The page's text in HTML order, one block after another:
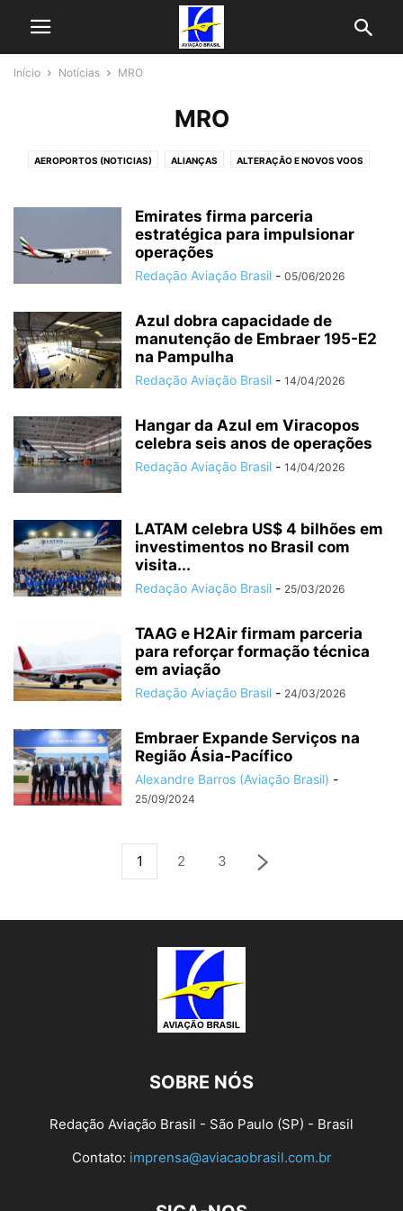
Início Notícias MRO
MRO
AEROPORTOS (NOTICIAS) ALIANÇAS ALTERAÇÃO E NOVOS VOOS
ENCOMENDAS E FROTAS
HISTÓRIA LATAM NOTICIAS MATÉRIAS MRO
PROGRAMAS DE FIDELIZAÇÃO PROMOÇÕES DE PASSAGENS
TECNOLOGIAS TENDÊNCIAS DE MERCADO
Emirates firma parceria
estratégica para impulsionar
operações
Redação Aviação Brasil - 05/06/2026
Azul dobra capacidade de
manutenção de Embraer 195-E2
na Pampulha
Redação Aviação Brasil - 14/04/2026
Hangar da Azul em Viracopos
celebra seis anos de operações
Redação Aviação Brasil - 14/04/2026
LATAM celebra US$ 4 bilhões em
investimentos no Brasil com
visita...
Redação Aviação Brasil - 25/03/2026
TAAG e H2Air firmam parceria
para reforçar formação técnica
em aviação
Redação Aviação Brasil - 24/03/2026
Embraer Expande Serviços na
Região Ásia-Pacífico
Alexandre Barros (Aviação Brasil) -
25/09/2024
1 2 3
SOBRE NÓS
Redação Aviação Brasil - São Paulo (SP) - Brasil
Contato: imprensa@aviacaobrasil.com.br